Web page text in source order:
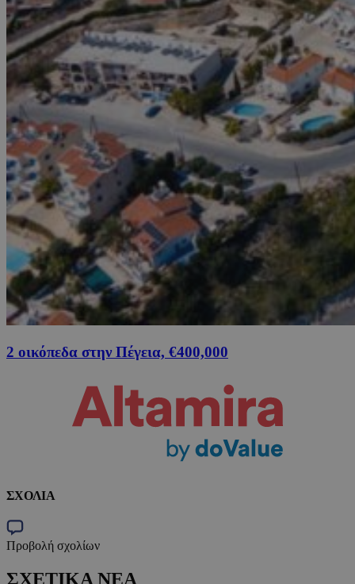
2 οικόπεδα στην Πέγεια, €400,000
ΣΧΟΛΙΑ
Προβολή σχολίων
ΣΧΕΤΙΚΑ ΝΕΑ